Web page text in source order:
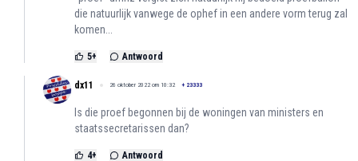
die natuurlijk vanwege de ophef in een andere vorm terug zal
komen...
5+ Antwoord
dx11 26 oktober 2022 om 10:32 + 23333
Is die proef begonnen bij de woningen van ministers en
staatssecretarissen dan?
4+ Antwoord